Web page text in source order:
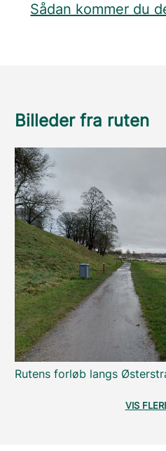
Sådan kommer du
Billeder fra ruten
Rutens forløb langs
VIS